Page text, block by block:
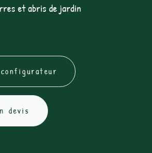
et abris de jardin
devis